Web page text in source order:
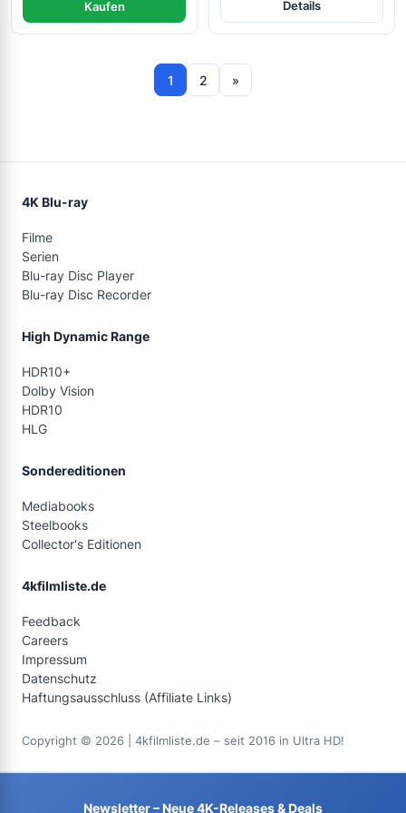
Kaufen Details
1 2 »
4K Blu-ray
Filme
Serien
Blu-ray Disc Player
Blu-ray Disc Recorder
High Dynamic Range
HDR10+
Dolby Vision
HDR10
HLG
Sondereditionen
Mediabooks
Steelbooks
Collector's Editionen
4kfilmliste.de
Feedback
Careers
Impressum
Datenschutz
Haftungsausschluss (Affiliate Links)
Copyright © 2026 | 4kfilmliste.de – seit 2016 in Ultra HD!
Newsletter – Neue 4K-Releases & Deals